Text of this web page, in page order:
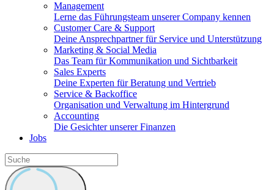
Management
Lerne das Führungsteam unserer Company kennen
Customer Care & Support
Deine Ansprechpartner für Service und Unterstützung
Marketing & Social Media
Das Team für Kommunikation und Sichtbarkeit
Sales Experts
Deine Experten für Beratung und Vertrieb
Service & Backoffice
Organisation und Verwaltung im Hintergrund
Accounting
Die Gesichter unserer Finanzen
Jobs